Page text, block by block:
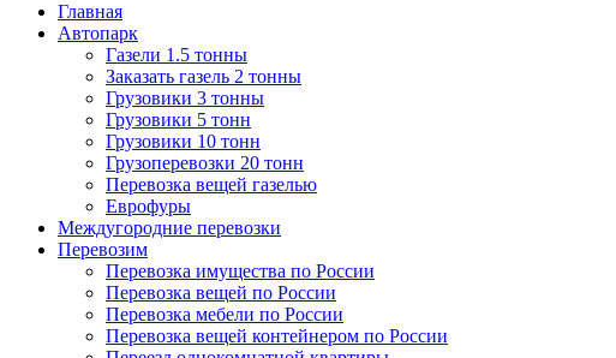
Главная
Автопарк
Газели 1.5 тонны
Заказать газель 2 тонны
Грузовики 3 тонны
Грузовики 5 тонн
Грузовики 10 тонн
Грузоперевозки 20 тонн
Перевозка вещей газелью
Еврофуры
Междугородние перевозки
Перевозим
Перевозка имущества по России
Перевозка вещей по России
Перевозка мебели по России
Перевозка вещей контейнером по России